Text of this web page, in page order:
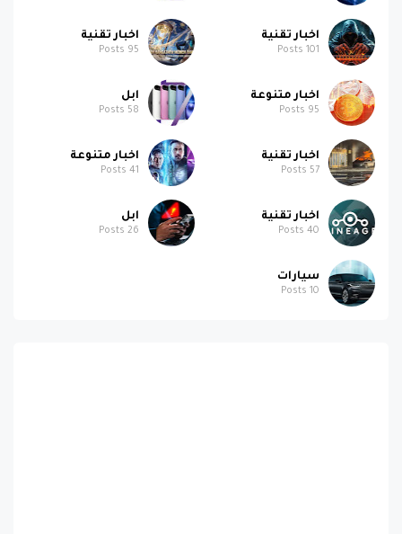
اخبار تقنية
101
اخبار تقنية
95
اخبار متنوعة
95
ابل
58
اخبار تقنية
57
اخبار متنوعة
41
اخبار تقنية
40
ابل
26
سيارات
10